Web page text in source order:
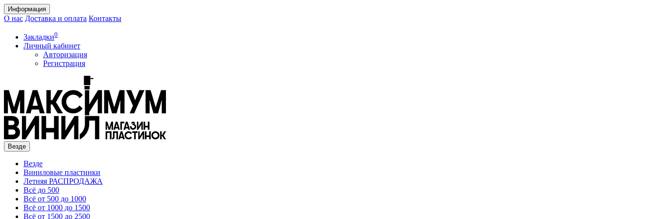
Информация
О нас Доставка и оплата Контакты
Закладки0
Личный кабинет
Авторизация
Регистрация
Везде
Везде
Виниловые пластинки
Летняя РАСПРОДАЖА
Всё до 500
Всё от 500 до 1000
Всё от 1000 до 1500
Всё от 1500 до 2500